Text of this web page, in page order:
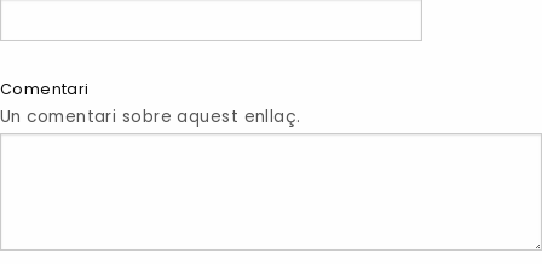
Comentari
Un comentari sobre aquest enllaç.